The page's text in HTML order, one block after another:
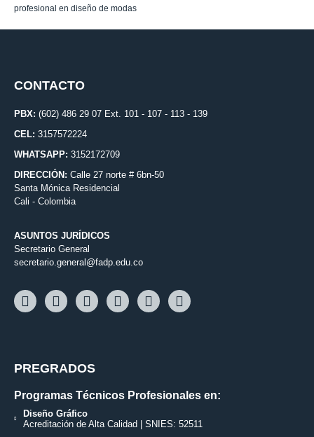
profesional en diseño de modas
CONTACTO
PBX: (602) 486 29 07 Ext. 101 - 107 - 113 - 139
CEL: 3157572224
WHATSAPP: 3152172709
DIRECCIÓN: Calle 27 norte # 6bn-50
Santa Mónica Residencial
Cali - Colombia
ASUNTOS JURÍDICOS
Secretario General
secretario.general@fadp.edu.co
PREGRADOS
Programas Técnicos Profesionales en:
Diseño Gráfico
Acreditación de Alta Calidad | SNIES: 52511